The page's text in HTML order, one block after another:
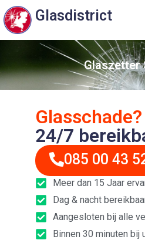
Glasdistrict
Glaszetter
Glasschade?
24/7
085 00 43
Meer dan 15 Jaar
Dag & nacht
Aangesloten bij alle
Binnen 30 minuten bij